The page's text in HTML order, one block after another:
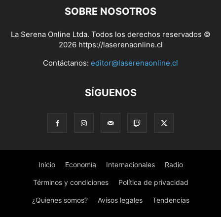
SOBRE NOSOTROS
La Serena Online Ltda. Todos los derechos reservados ©
2026 https://laserenaonline.cl
Contáctanos: editor@laserenaonline.cl
SÍGUENOS
Inicio Economía Internacionales Radio
Términos y condiciones Política de privacidad
¿Quienes somos? Avisos legales Tendencias